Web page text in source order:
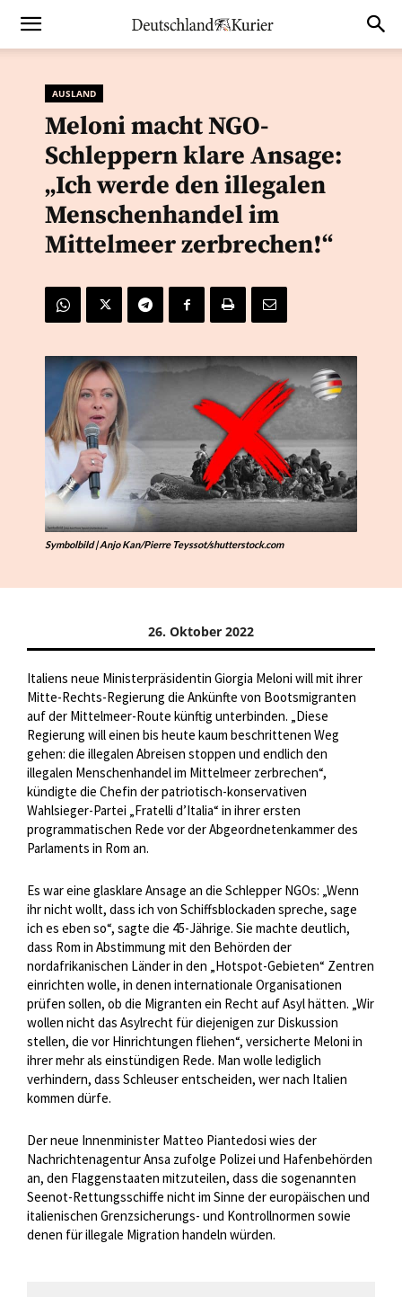
AUSLAND
Meloni macht NGO-
Schleppern klare Ansage:
„Ich werde den illegalen
Menschenhandel im
Mittelmeer zerbrechen!“
Symbolbild | Anjo Kan/Pierre Teyssot/shutterstock.com
26. Oktober 2022
Italiens neue Ministerpräsidentin Giorgia Meloni will mit ihrer
Mitte-Rechts-Regierung die Ankünfte von Bootsmigranten
auf der Mittelmeer-Route künftig unterbinden. „Diese
Regierung will einen bis heute kaum beschrittenen Weg
gehen: die illegalen Abreisen stoppen und endlich den
illegalen Menschenhandel im Mittelmeer zerbrechen“,
kündigte die Chefin der patriotisch-konservativen
Wahlsieger-Partei „Fratelli d’Italia“ in ihrer ersten
programmatischen Rede vor der Abgeordnetenkammer des
Parlaments in Rom an.
Es war eine glasklare Ansage an die Schlepper NGOs: „Wenn
ihr nicht wollt, dass ich von Schiffsblockaden spreche, sage
ich es eben so“, sagte die 45-Jährige. Sie machte deutlich,
dass Rom in Abstimmung mit den Behörden der
nordafrikanischen Länder in den „Hotspot-Gebieten“ Zentren
einrichten wolle, in denen internationale Organisationen
prüfen sollen, ob die Migranten ein Recht auf Asyl hätten. „Wir
wollen nicht das Asylrecht für diejenigen zur Diskussion
stellen, die vor Hinrichtungen fliehen“, versicherte Meloni in
ihrer mehr als einstündigen Rede. Man wolle lediglich
verhindern, dass Schleuser entscheiden, wer nach Italien
kommen dürfe.
Der neue Innenminister Matteo Piantedosi wies der
Nachrichtenagentur Ansa zufolge Polizei und Hafenbehörden
an, den Flaggenstaaten mitzuteilen, dass die sogenannten
Seenot-Rettungsschiffe nicht im Sinne der europäischen und
italienischen Grenzsicherungs- und Kontrollnormen sowie
denen für illegale Migration handeln würden.